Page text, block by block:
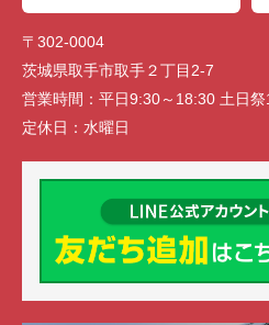
〒302-0004
茨城県取手市取手２丁目2-7
営業時間： 平日9:30～18:30 土日
定休日： 水曜日